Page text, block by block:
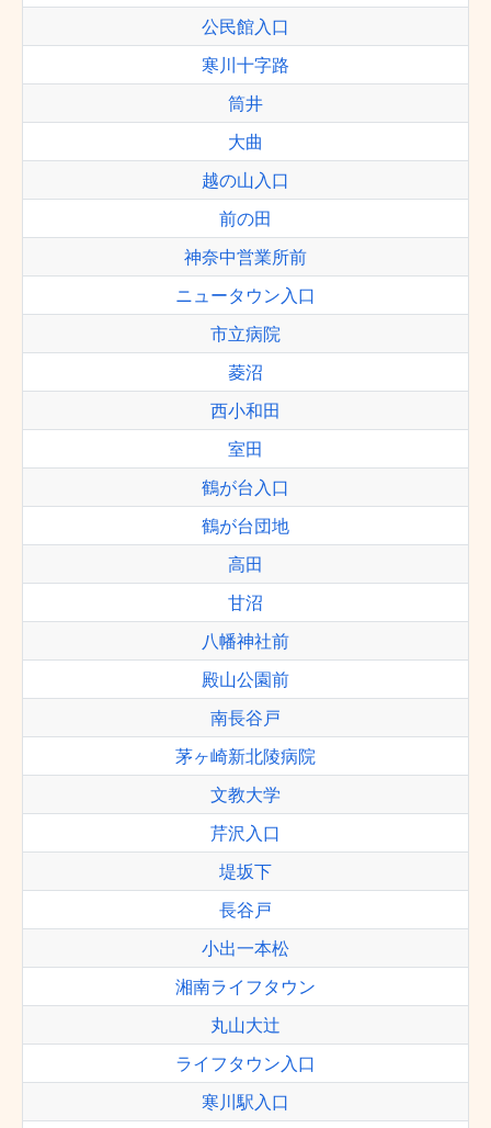
公民館入口
寒川十字路
筒井
大曲
越の山入口
前の田
神奈中営業所前
ニュータウン入口
市立病院
菱沼
西小和田
室田
鶴が台入口
鶴が台団地
高田
甘沼
八幡神社前
殿山公園前
南長谷戸
茅ヶ崎新北陵病院
文教大学
芹沢入口
堤坂下
長谷戸
小出一本松
湘南ライフタウン
丸山大辻
ライフタウン入口
寒川駅入口